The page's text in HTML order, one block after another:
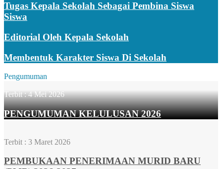
Tugas Kepala Sekolah Sebagai Pembina Siswa
Siswa
Editorial Oleh Kepala Sekolah
Membentuk Karakter Siswa Di Sekolah
Pengumuman
Terbit :4 Mei 2026
PENGUMUMAN KELULUSAN 2026
Terbit : 3 Maret 2026
PEMBUKAAN PENERIMAAN MURID BARU